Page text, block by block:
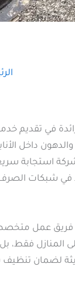
في تقديم
داخل
استجابة
في شبكات
فريق عمل
المنازل
لضمان